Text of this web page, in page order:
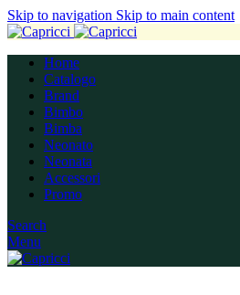
Skip to navigation Skip to main content
Home
Catalogo
Brand
Bimbo
Bimba
Neonato
Neonata
Accessori
Promo
Search
Menu